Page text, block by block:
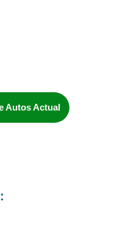
Autos Actual